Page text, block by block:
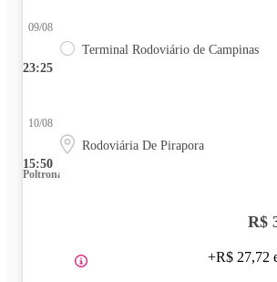
23:25
09/08
Terminal Rodoviário de Campinas
15:50
10/08
Rodoviária De Pirapora
Poltrona
R$
+R$ 27,72